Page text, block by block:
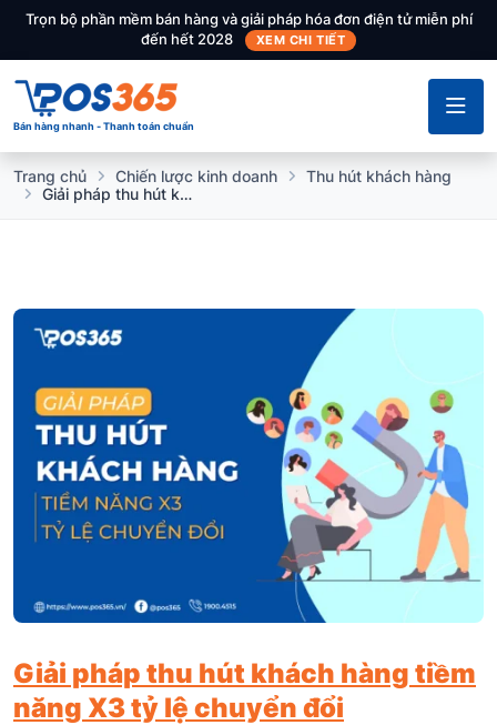
Trọn bộ phần mềm bán hàng và giải pháp hóa đơn điện tử miễn phí
đến hết 2028
XEM CHI TIẾT
Bán hàng nhanh - Thanh toán chuẩn
Trang chủ Chiến lược kinh doanh
Thu hút khách hàng
Giải pháp thu hút khách hàng tiềm năng X3 tỷ lệ chuyển đổi
Giải pháp thu hút khách hàng tiềm
năng X3 tỷ lệ chuyển đổi